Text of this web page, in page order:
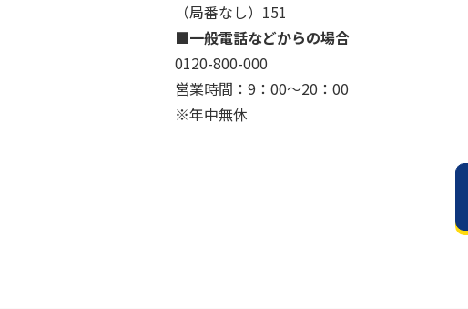
（局番なし）151
■一般電話などからの場合
0120-800-000
営業時間：9：00～20：00
※年中無休